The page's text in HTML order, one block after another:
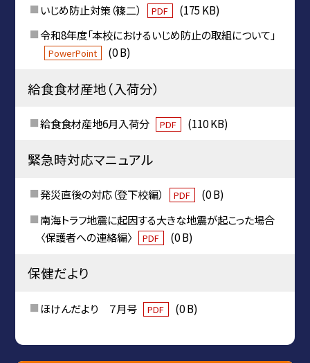
いじめ防止対策（篠二） PDF
(175 KB)
令和8年度「本校におけるいじめ防止の取組について」
PowerPoint (0 B)
給食食材産地（入荷分）
給食食材産地6月入荷分 PDF (110 KB)
緊急時対応マニュアル
発災直後の対応（登下校編） PDF
(0 B)
南海トラフ地震に起因する大きな地震が起こった場合
〈保護者への連絡編〉
PDF (0 B)
保健だより
ほけんだより ７月号 PDF (0 B)